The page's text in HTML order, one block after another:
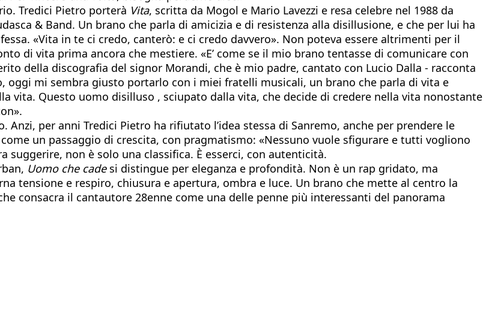
Tredici Pietro porterà Vita, scritta da Mogol e Mario Lavezzi e resa celebre nel 1988 da
& Band. Un brano che parla di amicizia e di resistenza alla disillusione, e che per lui ha
«Vita in te ci credo, canterò: e ci credo davvero». Non poteva essere altrimenti per il
di vita prima ancora che mestiere. «E’ come se il mio brano tentasse di comunicare con
della discografia del signor Morandi, che è mio padre, cantato con Lucio Dalla - racconta
oggi mi sembra giusto portarlo con i miei fratelli musicali, un brano che parla di vita e
vita. Questo uomo disilluso , sciupato dalla vita, che decide di credere nella vita nonostante
Anzi, per anni Tredici Pietro ha rifiutato l’idea stessa di Sanremo, anche per prendere le
un passaggio di crescita, con pragmatismo: «Nessuno vuole sfigurare e tutti vogliono
non è solo una classifica. È esserci, con autenticità.
Uomo che cadesi distingue per eleganza e profondità. Non è un rap gridato, ma
tensione e respiro, chiusura e apertura, ombra e luce. Un brano che mette al centro la
consacra il cantautore 28enne come una delle penne più interessanti del panorama